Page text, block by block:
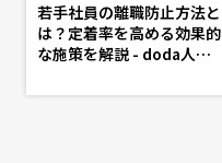
若手社員の離職防止方法と
は？定着率を高める効果的
な施策を解説 - doda人事
へ、ショートカット